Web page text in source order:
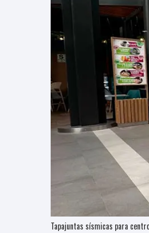
Tapajuntas sísmicas para